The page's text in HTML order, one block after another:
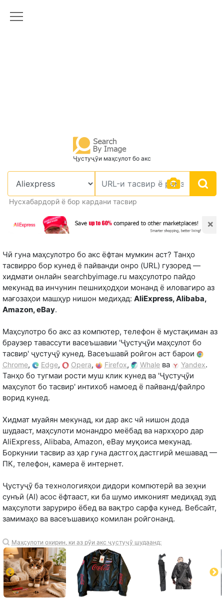
Ҷустуҷӯи маҳсулот бо акс
Нусхабардорӣ ё бор кардани тасвир
×
Чӣ гуна маҳсулотро бо акс ёфтан мумкин аст? Танҳо
тасвирро бор кунед ё пайванди онро (URL) гузоред —
хидмати онлайн searchbyimage.ru маҳсулотро пайдо
мекунад ва инчунин пешниҳодҳои монанд ё иловагиро аз
мағозаҳои машҳур нишон медиҳад: AliExpress, Alibaba,
Amazon, eBay.
Маҳсулотро бо акс аз компютер, телефон ё мустақиман аз
браузер тавассути васеъшавии 'Ҷустуҷӯи маҳсулот бо
тасвир' ҷустуҷӯ кунед. Васеъшавӣ ройгон аст барои
Chrome, Edge, Opera, Firefox, Whale ва Yandex.
Танҳо бо тугмаи рости муш клик кунед ва 'Ҷустуҷӯи
маҳсулот бо тасвир' интихоб намоед ё пайванд/файлро
ворид кунед.
Хидмат муайян мекунад, ки дар акс чӣ нишон дода
шудааст, маҳсулоти монандро меёбад ва нархҳоро дар
AliExpress, Alibaba, Amazon, eBay муқоиса мекунад.
Боркунии тасвир аз ҳар гуна дастгоҳ дастгирӣ мешавад —
ПК, телефон, камера ё интернет.
Ҷустуҷӯ ба технологияҳои дидори компютерӣ ва зеҳни
сунъӣ (AI) асос ёфтааст, ки ба шумо имконият медиҳад зуд
маҳсулоти заруриро ёбед ва вақтро сарфа кунед. Вебсайт,
замимаҳо ва васеъшавиҳо комилан ройгонанд.
Маҳсулоти охирин, ки аз рӯи акс ҷустуҷӯ шудаанд: